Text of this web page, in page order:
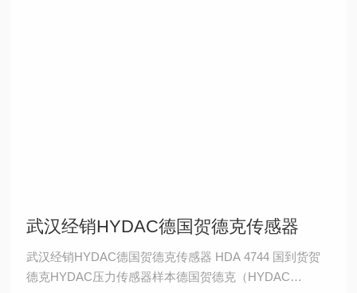
武汉经销HYDAC德国贺德克传感器
武汉经销HYDAC德国贺德克传感器 HDA 4744 国到货贺
德克HYDAC压力传感器样本德国贺德克（HYDAC